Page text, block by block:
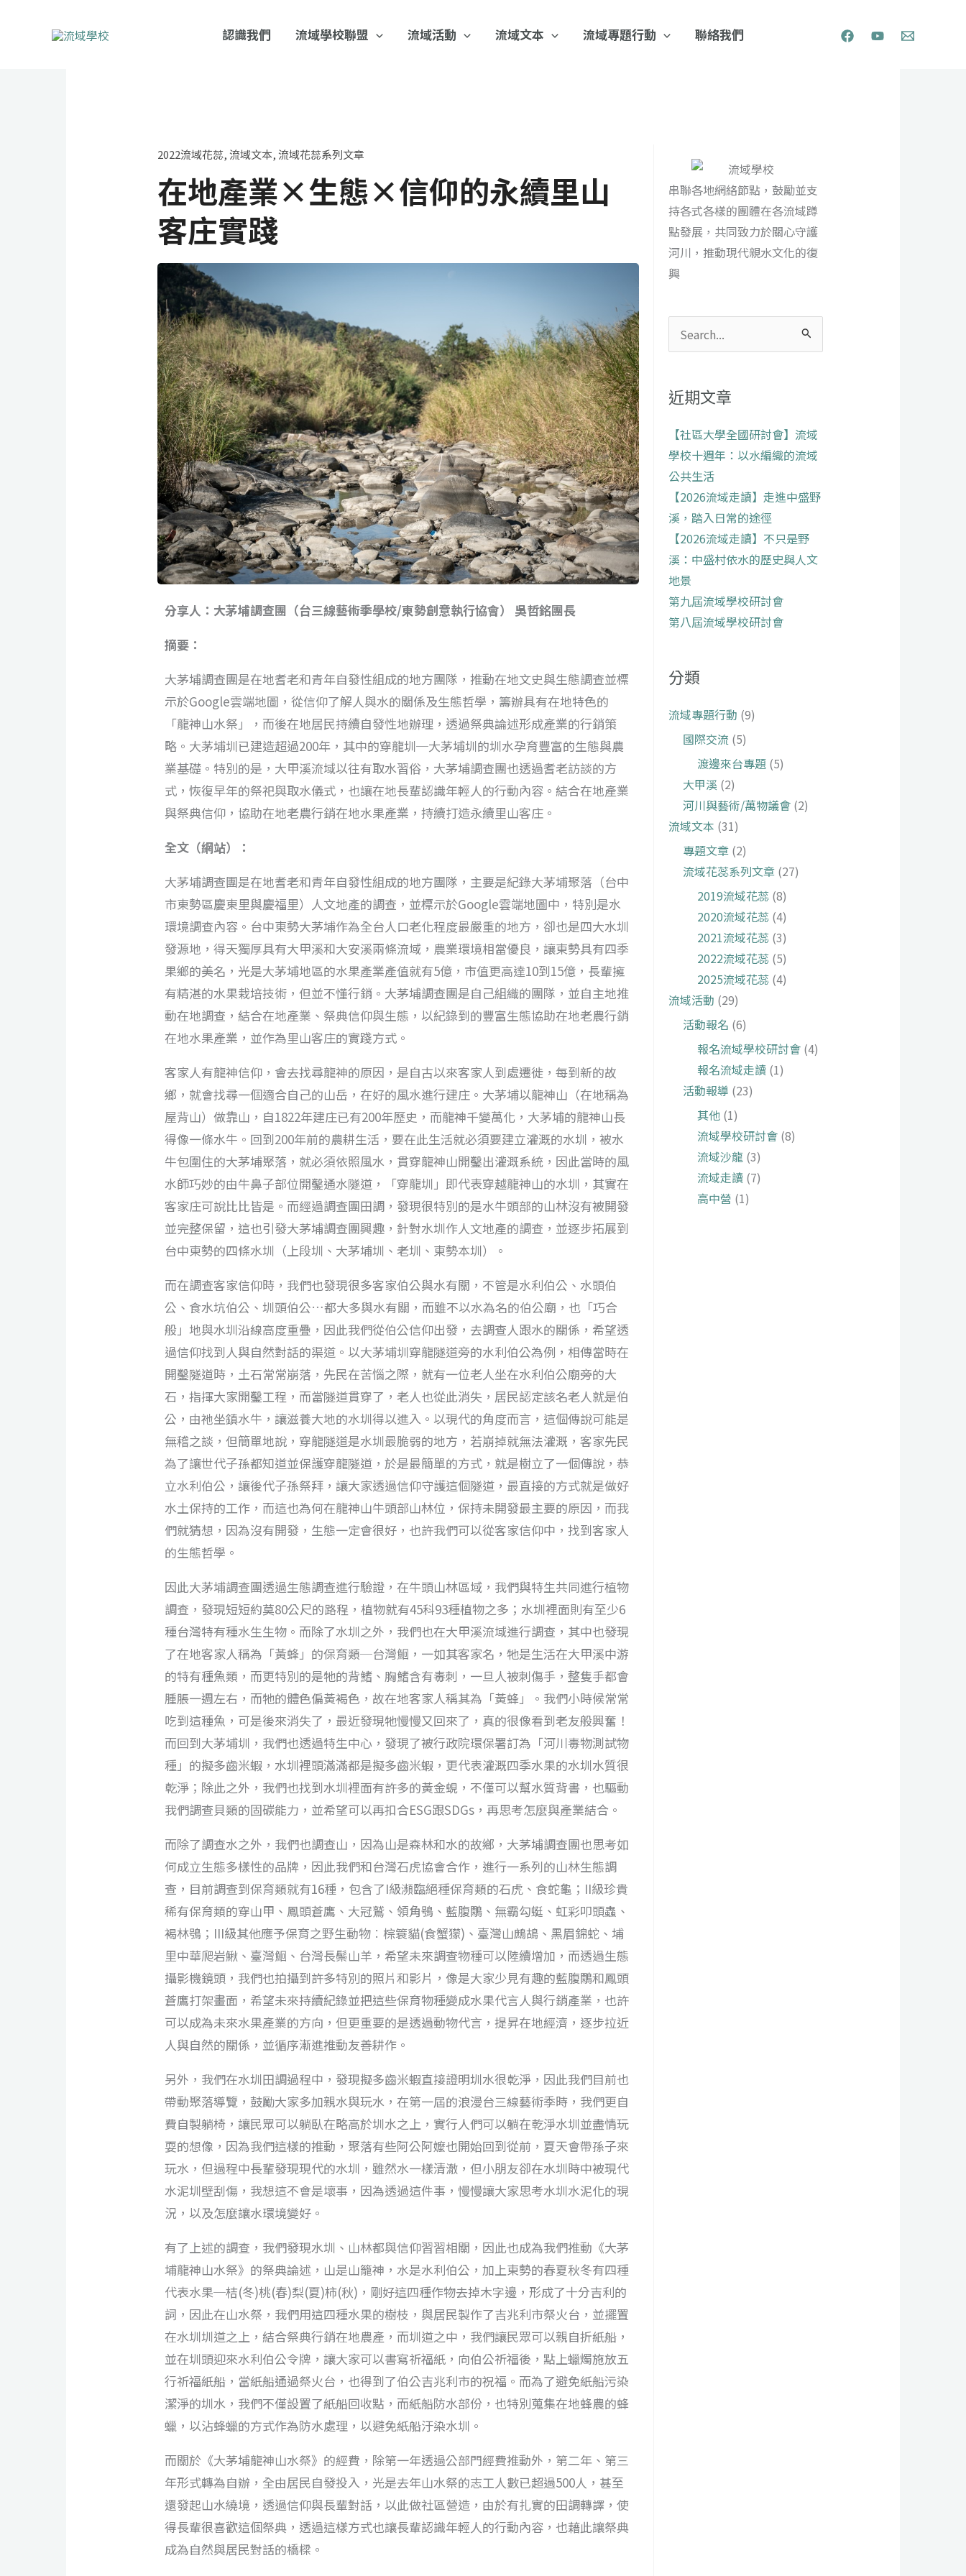
認識我們 流域學校聯盟 流域活動 流域文本 流域專題行動 聯絡我們
2022流域花蕊, 流域文本, 流域花蕊系列文章
在地產業×生態×信仰的永續里山
客庄實踐
分享人：大茅埔調查團（台三線藝術季學校/東勢創意執行協會） 吳哲銘團長
摘要：
大茅埔調查團是在地耆老和青年自發性組成的地方團隊，推動在地文史與生態調查並標
示於Google雲端地圖，從信仰了解人與水的關係及生態哲學，籌辦具有在地特色的
「龍神山水祭」，而後在地居民持續自發性地辦理，透過祭典論述形成產業的行銷策
略。大茅埔圳已建造超過200年，其中的穿龍圳─大茅埔圳的圳水孕育豐富的生態與農
業基礎。特別的是，大甲溪流域以往有取水習俗，大茅埔調查團也透過耆老訪談的方
式，恢復早年的祭祀與取水儀式，也讓在地長輩認識年輕人的行動內容。結合在地產業
與祭典信仰，協助在地老農行銷在地水果產業，持續打造永續里山客庄。
全文（網站）：
大茅埔調查團是在地耆老和青年自發性組成的地方團隊，主要是紀錄大茅埔聚落（台中
市東勢區慶東里與慶福里）人文地產的調查，並標示於Google雲端地圖中，特別是水
環境調查內容。台中東勢大茅埔作為全台人口老化程度最嚴重的地方，卻也是四大水圳
發源地，得天獨厚具有大甲溪和大安溪兩條流域，農業環境相當優良，讓東勢具有四季
果鄉的美名，光是大茅埔地區的水果產業產值就有5億，市值更高達10到15億，長輩擁
有精湛的水果栽培技術，但並不懂行銷。大茅埔調查團是自己組織的團隊，並自主地推
動在地調查，結合在地產業、祭典信仰與生態，以紀錄到的豐富生態協助在地老農行銷
在地水果產業，並作為里山客庄的實踐方式。
客家人有龍神信仰，會去找尋龍神的原因，是自古以來客家人到處遷徙，每到新的故
鄉，就會找尋一個適合自己的山岳，在好的風水進行建庄。大茅埔以龍神山（在地稱為
屋背山）做靠山，自1822年建庄已有200年歷史，而龍神千變萬化，大茅埔的龍神山長
得像一條水牛。回到200年前的農耕生活，要在此生活就必須要建立灌溉的水圳，被水
牛包圍住的大茅埔聚落，就必須依照風水，貫穿龍神山開鑿出灌溉系統，因此當時的風
水師巧妙的由牛鼻子部位開鑿通水隧道，「穿龍圳」即代表穿越龍神山的水圳，其實在
客家庄可說比比皆是。而經過調查團田調，發現很特別的是水牛頭部的山林沒有被開發
並完整保留，這也引發大茅埔調查團興趣，針對水圳作人文地產的調查，並逐步拓展到
台中東勢的四條水圳（上段圳、大茅埔圳、老圳、東勢本圳）。
而在調查客家信仰時，我們也發現很多客家伯公與水有關，不管是水利伯公、水頭伯
公、食水坑伯公、圳頭伯公…都大多與水有關，而雖不以水為名的伯公廟，也「巧合
般」地與水圳沿線高度重疊，因此我們從伯公信仰出發，去調查人跟水的關係，希望透
過信仰找到人與自然對話的渠道。以大茅埔圳穿龍隧道旁的水利伯公為例，相傳當時在
開鑿隧道時，土石常常崩落，先民在苦惱之際，就有一位老人坐在水利伯公廟旁的大
石，指揮大家開鑿工程，而當隧道貫穿了，老人也從此消失，居民認定該名老人就是伯
公，由祂坐鎮水牛，讓滋養大地的水圳得以進入。以現代的角度而言，這個傳說可能是
無稽之談，但簡單地說，穿龍隧道是水圳最脆弱的地方，若崩掉就無法灌溉，客家先民
為了讓世代子孫都知道並保護穿龍隧道，於是最簡單的方式，就是樹立了一個傳說，恭
立水利伯公，讓後代子孫祭拜，讓大家透過信仰守護這個隧道，最直接的方式就是做好
水土保持的工作，而這也為何在龍神山牛頭部山林位，保持未開發最主要的原因，而我
們就猜想，因為沒有開發，生態一定會很好，也許我們可以從客家信仰中，找到客家人
的生態哲學。
因此大茅埔調查團透過生態調查進行驗證，在牛頭山林區域，我們與特生共同進行植物
調查，發現短短約莫80公尺的路程，植物就有45科93種植物之多；水圳裡面則有至少6
種台灣特有種水生生物。而除了水圳之外，我們也在大甲溪流域進行調查，其中也發現
了在地客家人稱為「黃蜂」的保育類─台灣鮰，一如其客家名，牠是生活在大甲溪中游
的特有種魚類，而更特別的是牠的背鰭、胸鰭含有毒刺，一旦人被刺傷手，整隻手都會
腫脹一週左右，而牠的體色偏黃褐色，故在地客家人稱其為「黃蜂」。我們小時候常常
吃到這種魚，可是後來消失了，最近發現牠慢慢又回來了，真的很像看到老友般興奮！
而回到大茅埔圳，我們也透過特生中心，發現了被行政院環保署訂為「河川毒物測試物
種」的擬多齒米蝦，水圳裡頭滿滿都是擬多齒米蝦，更代表灌溉四季水果的水圳水質很
乾淨；除此之外，我們也找到水圳裡面有許多的黃金蜆，不僅可以幫水質背書，也驅動
我們調查貝類的固碳能力，並希望可以再扣合ESG跟SDGs，再思考怎麼與產業結合。
而除了調查水之外，我們也調查山，因為山是森林和水的故鄉，大茅埔調查團也思考如
何成立生態多樣性的品牌，因此我們和台灣石虎協會合作，進行一系列的山林生態調
查，目前調查到保育類就有16種，包含了I級瀕臨絕種保育類的石虎、食蛇龜；II級珍貴
稀有保育類的穿山甲、鳳頭蒼鷹、大冠鷲、領角鴞、藍腹鷴、無霸勾蜓、虹彩叩頭蟲、
褐林鴞；III級其他應予保育之野生動物︰棕簑貓(食蟹獴)、臺灣山鷓鴣、黑眉錦蛇、埔
里中華爬岩鰍、臺灣鮰、台灣長鬃山羊，希望未來調查物種可以陸續增加，而透過生態
攝影機鏡頭，我們也拍攝到許多特別的照片和影片，像是大家少見有趣的藍腹鷴和鳳頭
蒼鷹打架畫面，希望未來持續紀錄並把這些保育物種變成水果代言人與行銷產業，也許
可以成為未來水果產業的方向，但更重要的是透過動物代言，提昇在地經濟，逐步拉近
人與自然的關係，並循序漸進推動友善耕作。
另外，我們在水圳田調過程中，發現擬多齒米蝦直接證明圳水很乾淨，因此我們目前也
帶動聚落導覽，鼓勵大家多加親水與玩水，在第一屆的浪漫台三線藝術季時，我們更自
費自製躺椅，讓民眾可以躺臥在略高於圳水之上，實行人們可以躺在乾淨水圳並盡情玩
耍的想像，因為我們這樣的推動，聚落有些阿公阿嬤也開始回到從前，夏天會帶孫子來
玩水，但過程中長輩發現現代的水圳，雖然水一樣清澈，但小朋友卻在水圳時中被現代
水泥圳壁刮傷，我想這不會是壞事，因為透過這件事，慢慢讓大家思考水圳水泥化的現
況，以及怎麼讓水環境變好。
有了上述的調查，我們發現水圳、山林都與信仰習習相關，因此也成為我們推動《大茅
埔龍神山水祭》的祭典論述，山是山籠神，水是水利伯公，加上東勢的春夏秋冬有四種
代表水果─桔(冬)桃(春)梨(夏)柿(秋)，剛好這四種作物去掉木字邊，形成了十分吉利的
詞，因此在山水祭，我們用這四種水果的樹枝，與居民製作了吉兆利市祭火台，並擺置
在水圳圳道之上，結合祭典行銷在地農產，而圳道之中，我們讓民眾可以親自折紙船，
並在圳頭迎來水利伯公令牌，讓大家可以書寫祈福紙，向伯公祈福後，點上蠟燭施放五
行祈福紙船，當紙船通過祭火台，也得到了伯公吉兆利市的祝福。而為了避免紙船污染
潔淨的圳水，我們不僅設置了紙船回收點，而紙船防水部份，也特別蒐集在地蜂農的蜂
蠟，以沾蜂蠟的方式作為防水處理，以避免紙船汙染水圳。
而關於《大茅埔龍神山水祭》的經費，除第一年透過公部門經費推動外，第二年、第三
年形式轉為自辦，全由居民自發投入，光是去年山水祭的志工人數已超過500人，甚至
還發起山水繞境，透過信仰與長輩對話，以此做社區營造，由於有扎實的田調轉譯，使
得長輩很喜歡這個祭典，透過這樣方式也讓長輩認識年輕人的行動內容，也藉此讓祭典
成為自然與居民對話的橋樑。
串聯各地網絡節點，鼓勵並支
持各式各樣的團體在各流域蹲
點發展，共同致力於關心守護
河川，推動現代親水文化的復
興
尋
鍵
近期文章
【社區大學全國研討會】流域
學校十週年：以水編織的流域
公共生活
【2026流域走讀】走進中盛野
溪，踏入日常的途徑
【2026流域走讀】不只是野
溪：中盛村依水的歷史與人文
地景
第九屆流域學校研討會
第八屆流域學校研討會
分類
流域專題行動 (9)
國際交流 (5)
渡邊來台專題(5)
大甲溪 (2)
河川與藝術/萬物議會(2)
流域文本 (31)
專題文章(2)
流域花蕊系列文章(27)
2019流域花蕊(8)
2020流域花蕊(4)
2021流域花蕊(3)
2022流域花蕊(5)
2025流域花蕊(4)
流域活動 (29)
活動報名 (6)
報名流域學校研討會(4)
報名流域走讀 (1)
活動報導 (23)
其他(1)
流域學校研討會(8)
流域沙龍(3)
流域走讀 (7)
高中營 (1)